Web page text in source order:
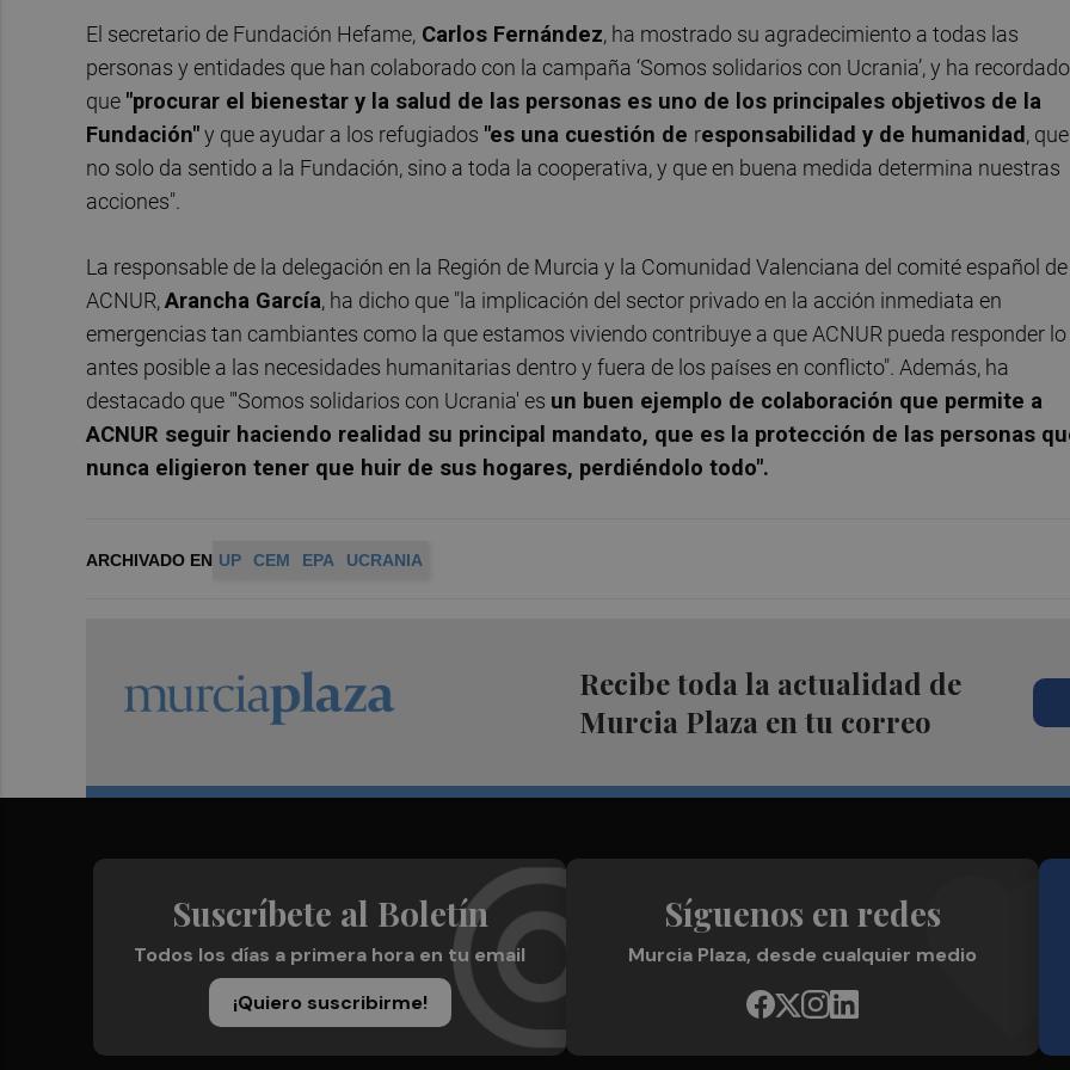
El secretario de Fundación Hefame, Carlos Fernández, ha mostrado su agradecimiento a todas las
personas y entidades que han colaborado con la campaña ‘Somos solidarios con Ucrania’, y ha recordado
que "procurar el bienestar y la salud de las personas es uno de los principales objetivos de la
Fundación"y que ayudar a los refugiados "es una cuestión de responsabilidad y de humanidad, que
no solo da sentido a la Fundación, sino a toda la cooperativa, y que en buena medida determina nuestras
acciones".
La responsable de la delegación en la Región de Murcia y la Comunidad Valenciana del comité español de
ACNUR,Arancha García, ha dicho que "la implicación del sector privado en la acción inmediata en
emergencias tan cambiantes como la que estamos viviendo contribuye a que ACNUR pueda responder lo
antes posible a las necesidades humanitarias dentro y fuera de los países en conflicto". Además, ha
destacado que "'Somos solidarios con Ucrania' es un buen ejemplo de colaboración que permite a
ACNUR seguir haciendo realidad su principal mandato, que es la protección de las personas
nunca eligieron tener que huir de sus hogares, perdiéndolo todo".
ARCHIVADO EN UP CEM EPA UCRANIA
Recibe toda la actualidad de
Murcia Plaza en tu correo
Suscríbete al Boletín
Todos los días a primera hora en tu email
¡Quiero suscribirme!
Síguenos en redes
Murcia Plaza, desde cualquier medio